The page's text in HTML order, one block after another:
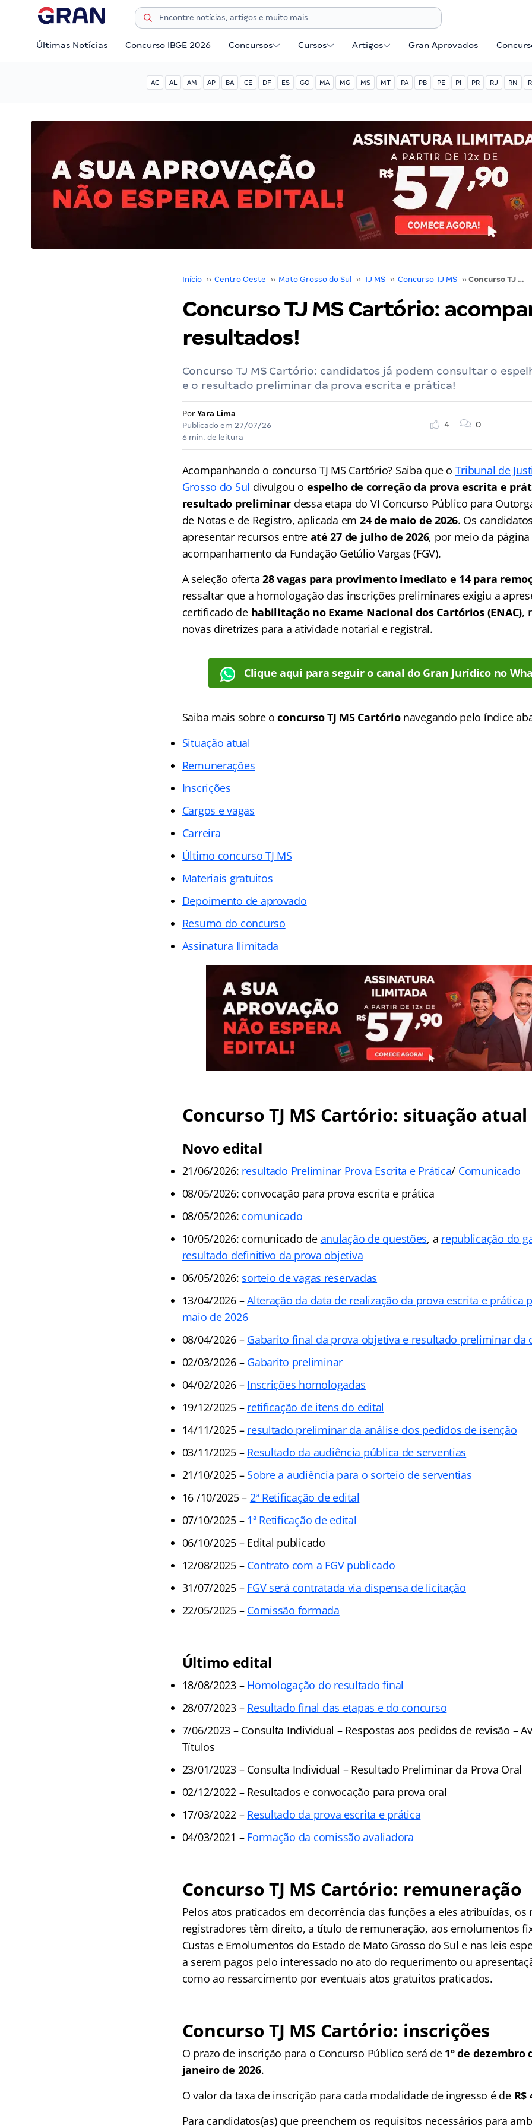
Últimas Notícias Concurso IBGE 2026 Concursos Cursos Artigos Gran Aprovados
AC AL AM AP BA CE DF ES GO MA MG MS MT PA PB PE PI PR RJ RN
Início ›› Centro Oeste ›› Mato Grosso do Sul ›› TJ MS ›› Concurso TJ MS ›› Concurso TJ MS Cartório: acompanhe os resultados!
Concurso TJ MS Cartório:
resultados!
Concurso TJ MS Cartório: candidatos já podem consultar o
e o resultado preliminar da prova escrita e prática!
Por Yara Lima
Publicado em 27/07/26
6 min. de leitura
4 0
Acompanhando o concurso TJ MS Cartório? Saiba que o Tribunal de
Grosso do Sul divulgou o espelho de correção da prova escrita e
resultado preliminar dessa etapa do VI Concurso Público para
de Notas e de Registro, aplicada em 24 de maio de 2026. Os
apresentar recursos entre até 27 de julho de 2026, por meio da página
acompanhamento da Fundação Getúlio Vargas (FGV).
A seleção oferta28 vagas para provimento imediato e 14 para
ressaltar que a homologação das inscrições preliminares exigiu a
certificado de habilitação no Exame Nacional dos Cartórios (ENAC),
novas diretrizes para a atividade notarial e registral.
Clique aqui para seguir o canal do Gran Jurídico no
Saiba mais sobre oconcurso TJ MS Cartórionavegando pelo índice
Situação atual
Remunerações
Inscrições
Cargos e vagas
Carreira
Último concurso TJ MS
Materiais gratuitos
Depoimento de aprovado
Resumo do concurso
Assinatura Ilimitada
Concurso TJ MS Cartório: situação atual
Novo edital
21/06/2026: resultado Preliminar Prova Escrita e Prática/ Comunicado
08/05/2026: convocação para prova escrita e prática
08/05/2026: comunicado
10/05/2026: comunicado de anulação de questões, a republicação do
resultado definitivo da prova objetiva
06/05/2026: sorteio de vagas reservadas
13/04/2026 –Alteração da data de realização da prova escrita e prática
maio de 2026
08/04/2026 – Gabarito final da prova objetiva e resultado preliminar da
02/03/2026 – Gabarito preliminar
04/02/2026 – Inscrições homologadas
19/12/2025 – retificação de itens do edital
14/11/2025 – resultado preliminar da análise dos pedidos de isenção
03/11/2025 – Resultado da audiência pública de serventias
21/10/2025 – Sobre a audiência para o sorteio de serventias
16 /10/2025 – 2ª Retificação de edital
07/10/2025 – 1ª Retificação de edital
06/10/2025 – Edital publicado
12/08/2025 – Contrato com a FGV publicado
31/07/2025 – FGV será contratada via dispensa de licitação
22/05/2025 – Comissão formada
Último edital
18/08/2023 – Homologação do resultado final
28/07/2023 – Resultado final das etapas e do concurso
7/06/2023 – Consulta Individual – Respostas aos pedidos de revisão –
Títulos
23/01/2023 – Consulta Individual – Resultado Preliminar da Prova Oral
02/12/2022 – Resultados e convocação para prova oral
17/03/2022 – Resultado da prova escrita e prática
04/03/2021 – Formação da comissão avaliadora
Concurso TJ MS Cartório: remuneração
Pelos atos praticados em decorrência das funções a eles atribuídas, os
registradores têm direito, a título de remuneração, aos emolumentos
Custas e Emolumentos do Estado de Mato Grosso do Sul e nas leis
a serem pagos pelo interessado no ato do requerimento ou
como ao ressarcimento por eventuais atos gratuitos praticados.
Concurso TJ MS Cartório: inscrições
O prazo de inscrição para o Concurso Público será de1º de dezembro
janeiro de 2026.
O valor da taxa de inscrição para cada modalidade de ingresso é deR$
Para candidatos(as) que preenchem os requisitos necessários para